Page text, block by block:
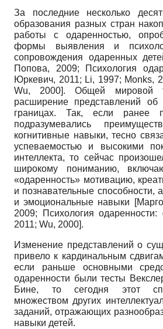
За последние несколько
образования разных стран
работы с одаренностью,
формы выявления и
сопровождения одаренных
Попова, 2009; Психология
Юркевич, 2011; Li, 1997; Monks,
Wu, 2000]. Общей мировой
расширение представлений
границах. Так, если ранее
подразумевались
когнитивные навыки, тесно
успеваемостью и высокими
интеллекта, то сейчас
широкому пониманию,
«одаренность» мотивацию,
и познавательные способности,
и эмоциональные навыки
[
2009; Психология одаренности:
2011; Wu, 2000].
Изменение представлений о
привело к кардинальным
если раньше основными
одаренности были тесты
Бине, то сегодня этот
множеством других
заданий, отражающих
навыки детей.